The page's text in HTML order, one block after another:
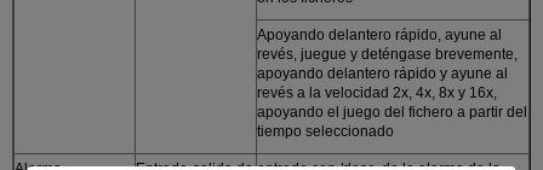
Apoyando delantero rápido, ayune al
revés, juegue y deténgase brevemente,
apoyando delantero rápido y ayune al
revés a la velocidad 2x, 4x, 8x y 16x,
apoyando el juego del fichero a partir del
tiempo seleccionado